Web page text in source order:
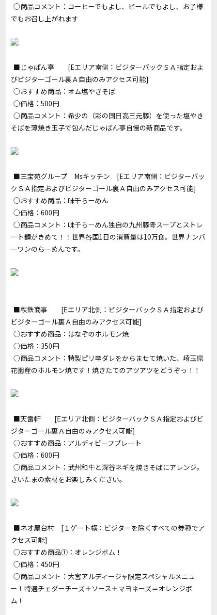
○商品コメント：コーヒーでもよし、ビールでもよし、お子様
でもお召し上がれます
■じゃぱん亭 [Eエリア南側：ビジターバックＳＡ指定およ
びビジターゴール裏Ａ自由のみアクセス可能]
○おすすめ商品：オム塩やきそば
○価格：500円
○商品コメント：希少の（彩の国日高三元豚）を使った塩やき
そばを薄焼き玉子で包んだじゃぱん亭自慢の新商品です。
■三宝苑グループ Msキッチン [Eエリア南側：ビジターバッ
クＳＡ指定およびビジターゴール裏Ａ自由のみアクセス可能]
○おすすめ商品：味千らーめん
○価格：600円
○商品コメント：味千らーめん独自の九州豚骨スープとストレ
ート麺がきめて！！世界各国1日の消費量は10万食。世界ナンバ
ーワンのらーめんです。
■秩鉄商事 [Eエリア北側：ビジターバックＳＡ指定および
ビジターゴール裏Ａ自由のみアクセス可能]
○おすすめ商品：はなぞのホルモン焼
○価格：350円
○商品コメント：特製ピリ辛ダレをからませて焼いた、埼玉県
花園産のホルモン焼です！焼きたてのアツアツをどうぞっ！！
■天雷軒 [Eエリア北側：ビジターバックＳＡ指定およびビ
ジターゴール裏Ａ自由のみアクセス可能]
○おすすめ商品：アルディビーフプレート
○価格：600円
○商品コメント：武州和牛と深谷ネギを焼きそばにアレンジ。
さいたまの素材をお楽しみください。
■ネオ屋台村 [１ゲート横：ビジターを除くすべての券種でア
クセス可能]
○おすすめ商品①：オレンジボム！
○価格：450円
○商品コメント：大宮アルディージャ限定スペシャルメニュ
ー！特選チェダーチーズ＋ソース＋マヨネーズ＝オレンジボ
ム！